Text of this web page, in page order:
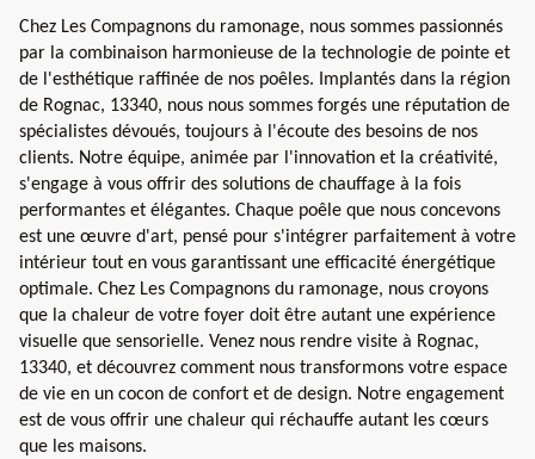
Chez Les Compagnons du ramonage, nous sommes passionnés
par la combinaison harmonieuse de la technologie de pointe et
de l'esthétique raffinée de nos poêles. Implantés dans la région
de Rognac, 13340, nous nous sommes forgés une réputation de
spécialistes dévoués, toujours à l'écoute des besoins de nos
clients. Notre équipe, animée par l'innovation et la créativité,
s'engage à vous offrir des solutions de chauffage à la fois
performantes et élégantes. Chaque poêle que nous concevons
est une œuvre d'art, pensé pour s'intégrer parfaitement à votre
intérieur tout en vous garantissant une efficacité énergétique
optimale. Chez Les Compagnons du ramonage, nous croyons
que la chaleur de votre foyer doit être autant une expérience
visuelle que sensorielle. Venez nous rendre visite à Rognac,
13340, et découvrez comment nous transformons votre espace
de vie en un cocon de confort et de design. Notre engagement
est de vous offrir une chaleur qui réchauffe autant les cœurs
que les maisons.